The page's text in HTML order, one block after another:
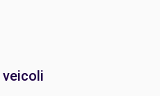
veicoli